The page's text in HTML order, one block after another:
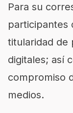
Para su
participantes
titularidad de
digitales; así
compromiso
medios.